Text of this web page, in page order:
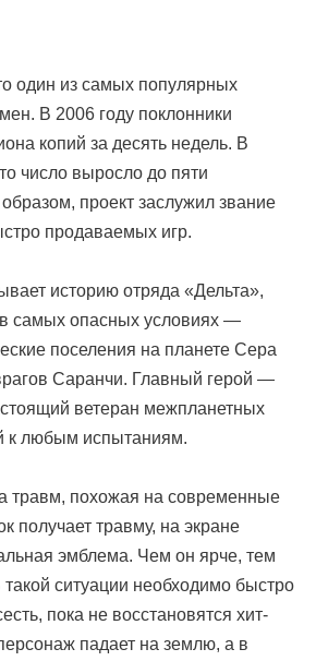
один из самых популярных
В 2006 году поклонники
копий за десять недель. В
число выросло до пяти
проект заслужил звание
продаваемых игр.
историю отряда «Дельта»,
в самых опасных условиях —
поселения на планете Сера
Саранчи. Главный герой —
ветеран межпланетных
к любым испытаниям.
травм, похожая на современные
получает травму, на экране
эмблема. Чем он ярче, тем
ситуации необходимо быстро
пока не восстановятся хит-
падает на землю, а в